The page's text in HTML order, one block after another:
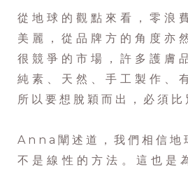
從地球的觀點來看，零浪
美麗，從品牌方的角度亦
很競爭的市場，許多護膚
純素、天然、手工製作、
所以要想脫穎而出，必須比
Anna闡述道，我們相信地
不是線性的方法。這也